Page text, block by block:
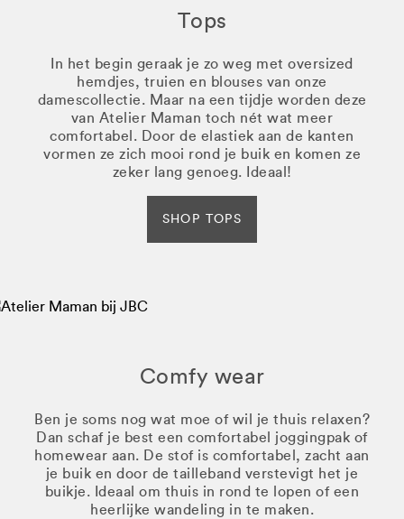
Tops
In het begin geraak je zo weg met oversized
hemdjes, truien en blouses van onze
damescollectie. Maar na een tijdje worden deze
van Atelier Maman toch nét wat meer
comfortabel. Door de elastiek aan de kanten
vormen ze zich mooi rond je buik en komen ze
zeker lang genoeg. Ideaal!
SHOP TOPS
Comfy wear
Ben je soms nog wat moe of wil je thuis relaxen?
Dan schaf je best een comfortabel joggingpak of
homewear aan. De stof is comfortabel, zacht aan
je buik en door de tailleband verstevigt het je
buikje. Ideaal om thuis in rond te lopen of een
heerlijke wandeling in te maken.